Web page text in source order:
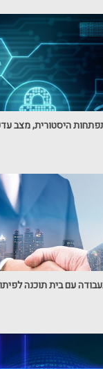
היסטורית, מצב
עם בית תוכנה